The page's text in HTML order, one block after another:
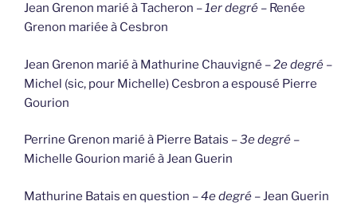
Jean Grenon marié à Tacheron –1er degré – Renée
Grenon mariée à Cesbron
Jean Grenon marié à Mathurine Chauvigné –2e degré –
Michel (sic, pour Michelle) Cesbron a espousé Pierre
Gourion
Perrine Grenon marié à Pierre Batais –3e degré –
Michelle Gourion marié à Jean Guerin
Mathurine Batais en question –4e degré – Jean Guerin